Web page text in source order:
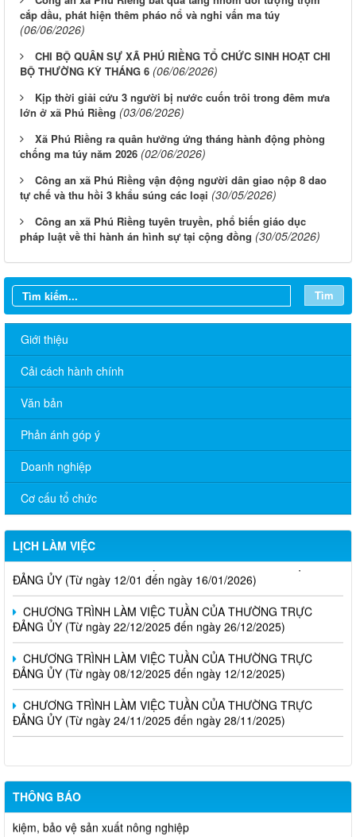
cắp dầu, phát hiện thêm pháo nổ và nghi vấn ma túy
(06/06/2026)
CHI BỘ QUÂN SỰ XÃ PHÚ RIỀNG TỔ CHỨC SINH HOẠT CHI
BỘ THƯỜNG KỲ THÁNG 6 (06/06/2026)
Kịp thời giải cứu 3 người bị nước cuốn trôi trong đêm mưa
lớn ở xã Phú Riềng (03/06/2026)
Xã Phú Riềng ra quân hưởng ứng tháng hành động phòng
chống ma túy năm 2026 (02/06/2026)
Công an xã Phú Riềng vận động người dân giao nộp 8 dao
tự chế và thu hồi 3 khẩu súng các loại (30/05/2026)
Công an xã Phú Riềng tuyên truyền, phổ biến giáo dục
pháp luật về thi hành án hình sự tại cộng đồng (30/05/2026)
Tìm
Giới thiệu
Cải cách hành chính
Văn bản
Phản ánh góp ý
Doanh nghiệp
Cơ cấu tổ chức
LỊCH LÀM VIỆC
CHƯƠNG TRÌNH LÀM VIỆC TUẦN CỦA THƯỜNG TRỰC
ĐẢNG ỦY (Từ ngày 12/01 đến ngày 16/01/2026)
CHƯƠNG TRÌNH LÀM VIỆC TUẦN CỦA THƯỜNG TRỰC
ĐẢNG ỦY (Từ ngày 22/12/2025 đến ngày 26/12/2025)
CHƯƠNG TRÌNH LÀM VIỆC TUẦN CỦA THƯỜNG TRỰC
ĐẢNG ỦY (Từ ngày 08/12/2025 đến ngày 12/12/2025)
CHƯƠNG TRÌNH LÀM VIỆC TUẦN CỦA THƯỜNG TRỰC
ĐẢNG ỦY (Từ ngày 24/11/2025 đến ngày 28/11/2025)
THÔNG BÁO
Chủ động ứng phó hiện tượng El Nino – Sử dụng nước tiết
kiệm, bảo vệ sản xuất nông nghiệp